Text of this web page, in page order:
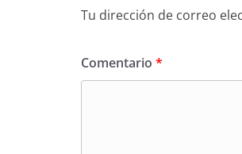
Tu dirección de correo
Comentario *